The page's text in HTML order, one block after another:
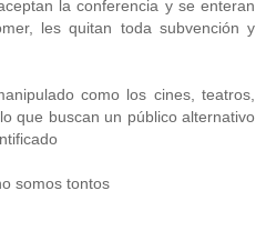
la conferencia y se enteran
les quitan toda subvención y
como los cines, teatros,
que buscan un público alternativo
somos tontos